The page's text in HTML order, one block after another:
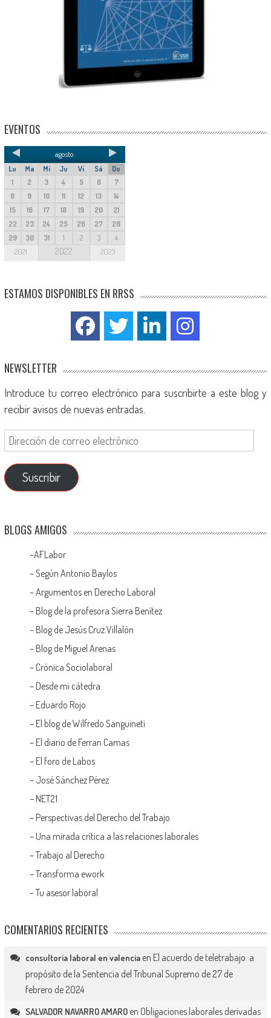
EVENTOS
agosto
Lu Ma Mi Ju Vi Sá
Do
1
2 3 4 5 6
7
8
9 10 11 12 13
14
15
16 17 18 19 20
21
22
23 24 25 26 27
28
29
30 31 1 2 3 4
2021 2022 2023
ESTAMOS DISPONIBLES EN RRSS
NEWSLETTER
Introduce tu correo electrónico para suscribirte a este blog y
recibir avisos de nuevas entradas.
Suscribir
BLOGS AMIGOS
–AFLabor
– Según Antonio Baylos
–Argumentos en Derecho Laboral
– Blog de la profesora Sierra Benítez
– Blog de Jesús Cruz Villalón
– Blog de Miguel Arenas
– Crónica Sociolaboral
– Desde mi cátedra
– Eduardo Rojo
– El blog de Wilfredo Sanguineti
– El diario de Ferran Camas
– El foro de Labos
– José Sánchez Pérez
– NET21
– Perspectivas del Derecho del Trabajo
– Una mirada crítica a las relaciones laborales
–Trabajo al Derecho
–Transforma ework
–Tu asesor laboral
COMENTARIOS RECIENTES
consultoria laboral en valenciaen El acuerdo de teletrabajo: a
propósito de la Sentencia del Tribunal Supremo de 27 de
febrero de 2024
SALVADOR NAVARRO AMAROen Obligaciones laborales derivadas